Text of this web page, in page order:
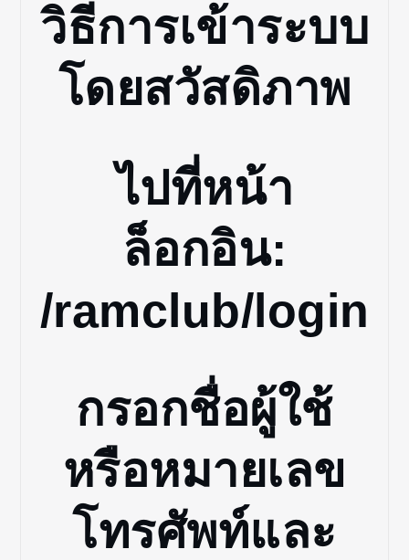
วิธีการเข้าระบบ
โดยสวัสดิภาพ
ไปที่หน้า
ล็อกอิน:
/ramclub/login
กรอกชื่อผู้ใช้
หรือหมายเลข
โทรศัพท์และ